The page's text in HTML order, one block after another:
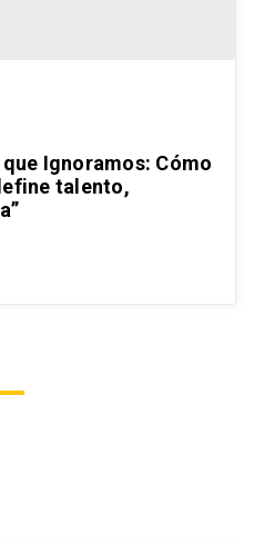
Ignoramos: Cómo
talento,